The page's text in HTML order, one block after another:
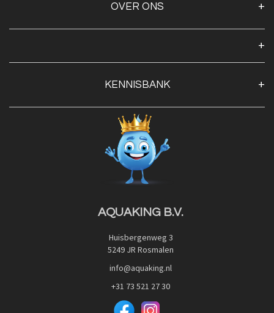
OVER ONS
Openingstijden
Contact
Privacy Policy
Veilig betalen met:
KENNISBANK
Blog
Advies
Red Label Filter Series
Nishikigoi-Ô
JPD Japan Pet Design
AQUAKING B.V.
Huisbergenweg 3
5249 JR Rosmalen
info@aquaking.nl
+31 73 521 27 30